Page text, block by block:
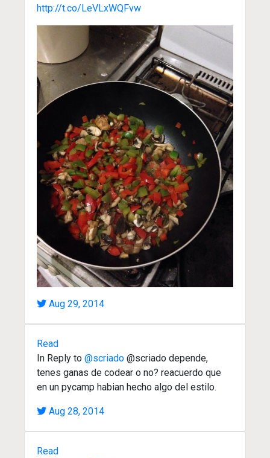
http://t.co/LeVLxWQFvw
Aug 29, 2014
Read
In Reply to @scriado @scriado depende,
tenes ganas de codear o no? reacuerdo que
en un pycamp habian hecho algo del estilo.
Aug 28, 2014
Read